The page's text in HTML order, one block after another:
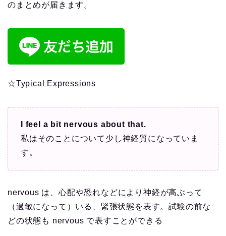
のまとめが届きます。
☆Typical Expressions
I feel a bit nervous about that.
私はそのことについて少し神経質になっていま
す。
nervous は、心配や恐れなどにより神経が高ぶって
（過敏になって）いる、緊張状態を表す。試験の前な
どの状態も nervous で表すことができる